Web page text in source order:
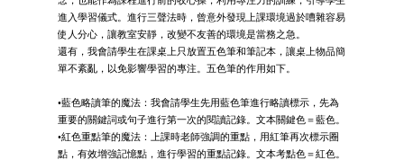
進入學習儀式。進行三聲法時，曾意外發現上課環境過於嘈雜容易
使人分心，讓教室安靜，改變不友善的環境是當務之急。
還有，我會請學生在課桌上只放置五色筆和筆記本，讓桌上物品簡
單不紊亂，以免影響學習的專注。五色筆的作用如下。
•藍色略讀筆的魔法：我會請學生先用藍色筆進行略讀標示，先為
重要的關鍵詞或句子進行第一次的閱讀記錄。文本關鍵色＝藍色。
•紅色重點筆的魔法：上課時老師強調的重點，用紅筆再次標示圈
點，有效增強記憶點，進行學習的重點記錄。文本考點色＝紅色。